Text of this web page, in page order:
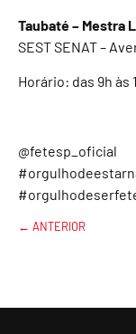
Taubaté – Mestra
SEST SENAT –
Horário: das 9h às
@fetesp_oficial
← ANTERIOR